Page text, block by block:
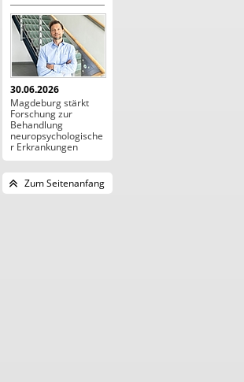
30.06.2026
Magdeburg stärkt
Forschung zur
Behandlung
neuropsychologische
r Erkrankungen
Zum Seitenanfang